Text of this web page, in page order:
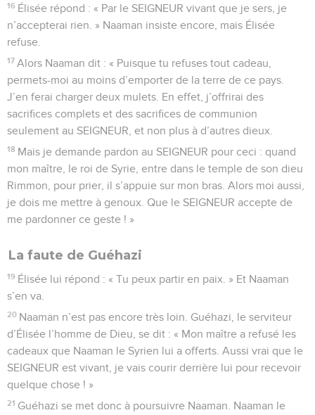
16 Élisée répond : « Par le SEIGNEUR vivant que je sers, je
n’accepterai rien. » Naaman insiste encore, mais Élisée
refuse.
17 Alors Naaman dit : « Puisque tu refuses tout cadeau,
permets-moi au moins d’emporter de la terre de ce pays.
J’en ferai charger deux mulets. En effet, j’offrirai des
sacrifices complets et des sacrifices de communion
seulement au SEIGNEUR, et non plus à d’autres dieux.
18 Mais je demande pardon au SEIGNEUR pour ceci : quand
mon maître, le roi de Syrie, entre dans le temple de son dieu
Rimmon, pour prier, il s’appuie sur mon bras. Alors moi aussi,
je dois me mettre à genoux. Que le SEIGNEUR accepte de
me pardonner ce geste ! »
La faute de Guéhazi
19 Élisée lui répond : « Tu peux partir en paix. » Et Naaman
s’en va.
20 Naaman n’est pas encore très loin. Guéhazi, le serviteur
d’Élisée l’homme de Dieu, se dit : « Mon maître a refusé les
cadeaux que Naaman le Syrien lui a offerts. Aussi vrai que le
SEIGNEUR est vivant, je vais courir derrière lui pour recevoir
quelque chose ! »
21 Guéhazi se met donc à poursuivre Naaman. Naaman le